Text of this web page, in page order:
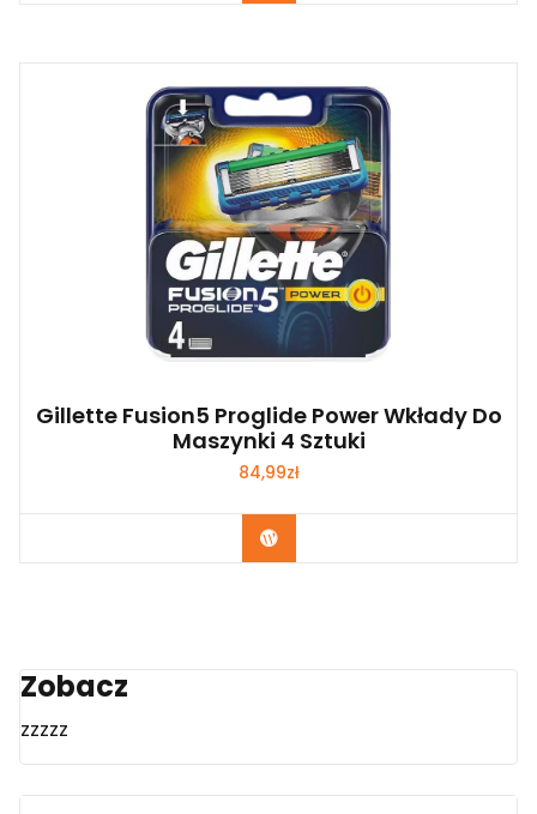
Gillette Fusion5 Proglide Power Wkłady Do
Maszynki 4 Sztuki
84,99zł
Zobacz
Zobacz
zzzzz